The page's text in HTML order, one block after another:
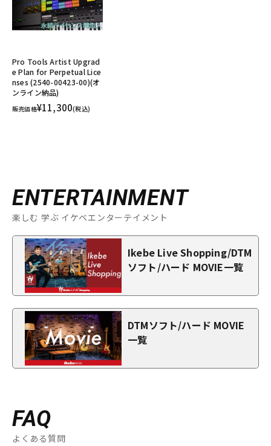
Pro Tools Artist Upgrad
e Plan for Perpetual Lice
nses (2540-00423-00)(オ
ンライン納品)
販売価格¥11,300(税込)
ENTERTAINMENT
楽しむ 学ぶ イケベエンターテイメント
Ikebe Live Shopping/DTM
ソフト/ハード MOVIE一覧
DTMソフト/ハード MOVIE
一覧
FAQ
よくある質問